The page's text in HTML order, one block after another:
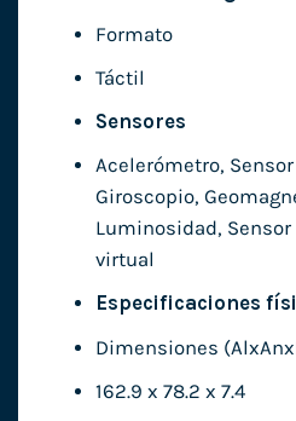
Formato
Táctil
Sensores
Acelerómetro,
Giroscopio,
Luminosidad,
virtual
Especificaciones
Dimensiones
162.9 x 78.2 x 7.4